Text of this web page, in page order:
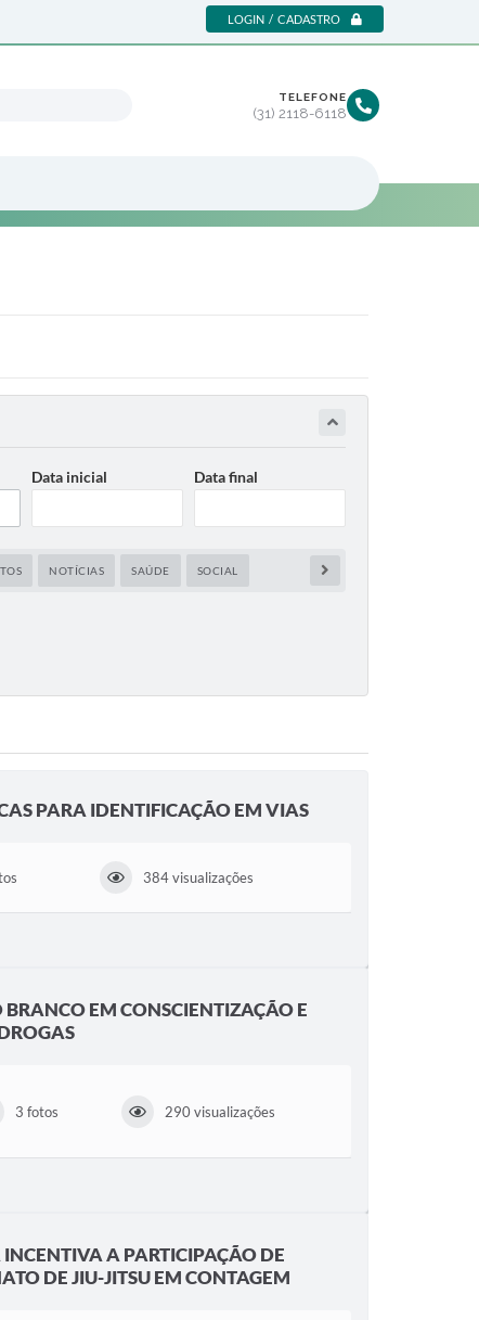
LOGIN / CADASTRO
TELEFONE
(31) 2118-6118
Data inicial Data final
NOTÍCIAS SAÚDE SOCIAL
PARA IDENTIFICAÇÃO EM VIAS
384 visualizações
EM CONSCIENTIZAÇÃO E
3 fotos 290 visualizações
A PARTICIPAÇÃO DE
DE JIU-JITSU EM CONTAGEM